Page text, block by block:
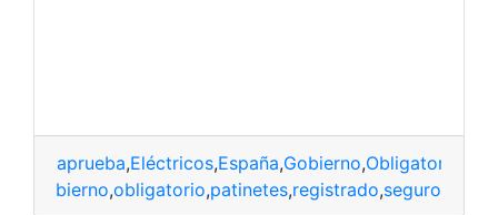
aprueba,Eléctricos,España,Gobierno,Obligatorio
gobierno,obligatorio,patinetes,registrado,seguro